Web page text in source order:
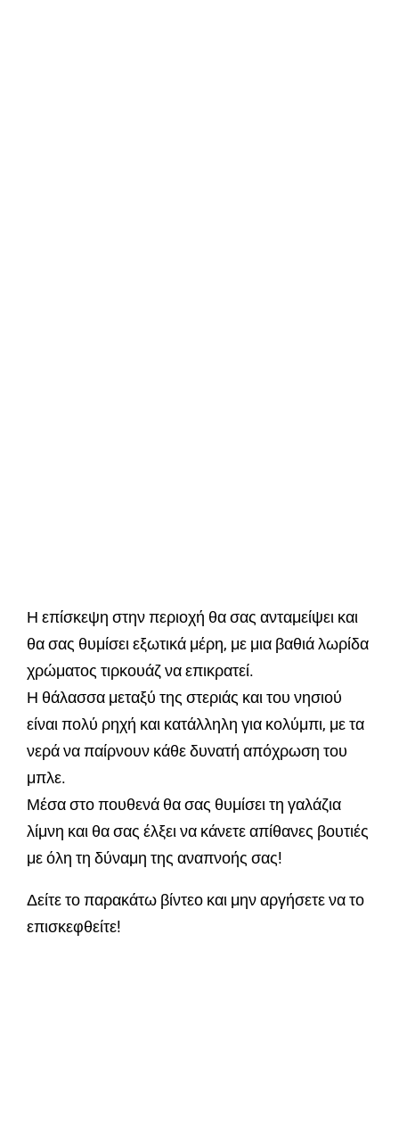
Η επίσκεψη στην περιοχή θα σας ανταμείψει και
θα σας θυμίσει εξωτικά μέρη, με μια βαθιά λωρίδα
χρώματος τιρκουάζ να επικρατεί.
Η θάλασσα μεταξύ της στεριάς και του νησιού
είναι πολύ ρηχή και κατάλληλη για κολύμπι, με τα
νερά να παίρνουν κάθε δυνατή απόχρωση του
μπλε.
Μέσα στο πουθενά θα σας θυμίσει τη γαλάζια
λίμνη και θα σας έλξει να κάνετε απίθανες βουτιές
με όλη τη δύναμη της αναπνοής σας!
Δείτε το παρακάτω βίντεο και μην αργήσετε να το
επισκεφθείτε!